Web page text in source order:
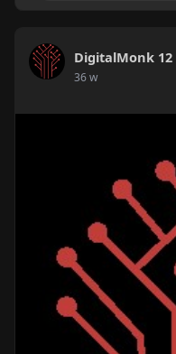
DigitalMonk 12
36 w